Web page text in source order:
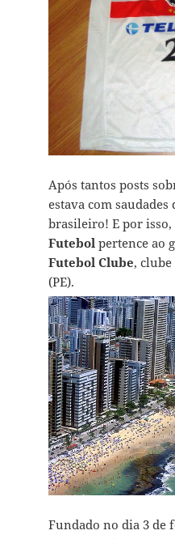
Após tantos posts
estava com
brasileiro! E por isso,
Futebol pertence ao
Futebol Clube, clube
(PE).
Fundado no dia 3 de